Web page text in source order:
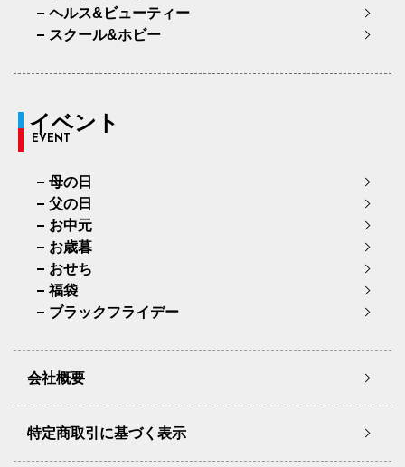
ヘルス&ビューティー
スクール&ホビー
イベント
EVENT
母の日
父の日
お中元
お歳暮
おせち
福袋
ブラックフライデー
会社概要
特定商取引に基づく表示